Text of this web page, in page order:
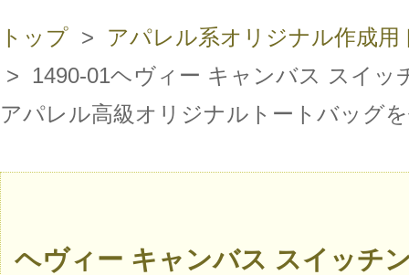
トップ > アパレル系オリジナル作成用
> 1490-01ヘヴィー キャンバス スイッ
アパレル高級オリジナルトートバッグ
ヘヴィー キャンバス スイッチ